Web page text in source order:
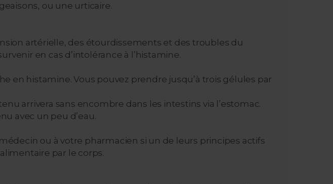
ou une urticaire.
artérielle, des étourdissements et des troubles du
en cas d’intolérance à l’histamine.
en histamine. Vous pouvez prendre jusqu’à trois gélules par
arrivera sans encombre dans les intestins via l’estomac.
avec un peu d’eau.
ou à votre pharmacien si un de leurs principes actifs
par le corps.